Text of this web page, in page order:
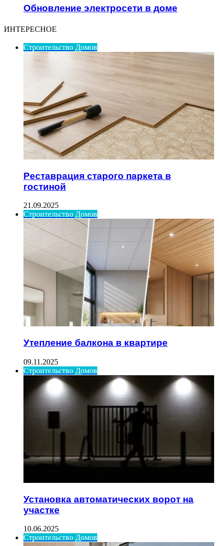
Обновление электросети в доме
ИНТЕРЕСНОЕ
Строительство Домов
Реставрация старого паркета в
гостиной
21.09.2025
Строительство Домов
Утепление балкона в квартире
09.11.2025
Строительство Домов
Установка автоматических ворот на
участке
10.06.2025
Строительство Домов